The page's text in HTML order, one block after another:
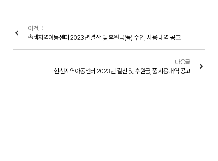
이전글
솔샘지역아동센터 2023년 결산 및 후원금(품) 수입, 사용 내역 공고
다음글
현천지역아동센터 2023년 결산 및 후원금,품 사용내역 공고